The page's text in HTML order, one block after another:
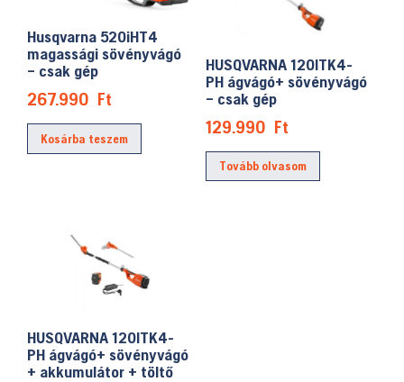
Husqvarna 520iHT4
magassági sövényvágó
– csak gép
267.990 Ft
Kosárba teszem
HUSQVARNA 120ITK4-
PH ágvágó+ sövényvágó
– csak gép
129.990 Ft
Tovább olvasom
HUSQVARNA 120ITK4-
PH ágvágó+ sövényvágó
+ akkumulátor + töltő